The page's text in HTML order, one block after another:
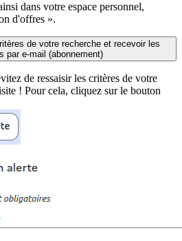
dans votre espace personnel,
d'offres ».
de votre recherche et recevoir les
par e-mail (abonnement)
de ressaisir les critères de votre
! Pour cela, cliquez sur le bouton